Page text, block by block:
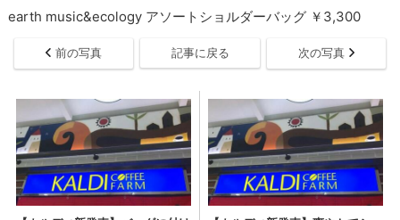
earth music&ecology アソートショルダーバッグ ￥3,300
前の写真 記事に戻る 次の写真